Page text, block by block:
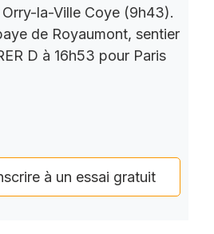
la-Ville Coye (9h43).
de Royaumont, sentier
D à 16h53 pour Paris
à un essai gratuit